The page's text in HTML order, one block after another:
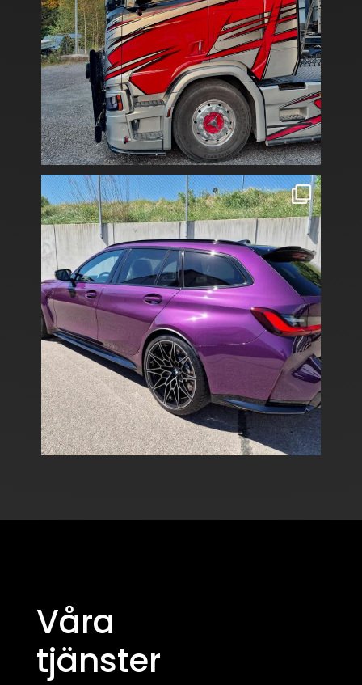
Tillsammans med @drivecleansweden har vi skyddat...
Våra
tjänster